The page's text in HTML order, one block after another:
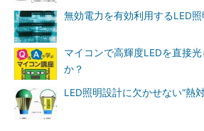
無効電力を有効利用するLED照
マイコンで高輝度LEDを直接
か？
LED照明設計に欠かせない“熱